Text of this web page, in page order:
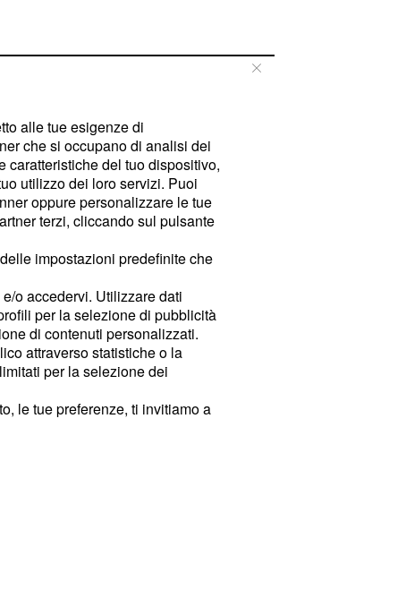
alle tue esigenze di
che si occupano di analisi dei
caratteristiche del tuo dispositivo,
utilizzo dei loro servizi. Puoi
oppure personalizzare le tue
terzi, cliccando sul pulsante
impostazioni predefinite che
o accedervi. Utilizzare dati
per la selezione di pubblicità
di contenuti personalizzati.
attraverso statistiche o la
per la selezione dei
le tue preferenze, ti invitiamo a